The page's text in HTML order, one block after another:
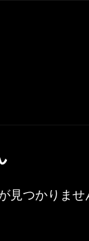
見つかりませ